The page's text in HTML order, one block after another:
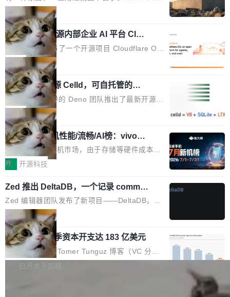
eev 管它叫"软件设计的基石"。 他说的东西不新
鲜——代数数据类型（ADT），尤其是和类型
（sum type）。但他说清楚了一件事：这不是类
型系统的学术体操，是日常编码的思维方式。 文
章从一个简单的例子切入。一个网站的深色主题
设置，如果用布尔值 + 可空字段来表示——bool
ean 表示是否可切换，nullable 的默认模式、浅
色方案、深色方案——会产生大量无意义的组
合。方案缺了、配置冲突了、全 null 了。要知道
哪些组合有效，作者说，你得靠"文档、校验、或
者部落知识"。 换个写法。Rust 的 enum，两个
变体：Switchable...
局
Cloudflare 开源内部企业 AI 平台 Clou
dflare OS
Cloudflare 发布了一个开源项目 Cloudflare O
S。如果你只看官方博客，你会觉得这是又一
个"AI 知识库 + 聊天机器人"——每个大厂都在
做，没什么新鲜的。 但 Kenton Varda 在 Twitte
r 上把事情说清楚了： 今天我们发布了 Cloudfla
re OS，一个带连接器的聊天机器人，跟其他所
有科技公司做的一样。只不过，实际上它不一
样。这是 Sandstorm.io 的重制版，我十年前的
那个创业公司。不同的是，这次它构建在 Cloudf
lare Workers 上——我花了九年时间搭建的平台
——并且深度集成了 AI。这基本上是我十年秘密
计划的顶峰。 十年前，Ken...
局
Deno 团队开源 Celld，可自托管的分
布式 Durable Objects
Ryan Dahl 领导的 Deno 团队推出了最新开源项
目 Celld，一个能在自己机器上运行 Cloudflare
Workers 和 Durable Objects 的守护进程。 设
计思路很直接：每个对象是一个独立的 SQLite
数据库，按名称寻址，复制到你自己的 S3 兼容
存储库里。节点之间只通过这个存储库协调——
个小型数据库，应用天然按分片构建，单个数据
库的竞争和爆炸半径问题在设计层面就被消除
了。 闲置的 cell 会休眠到几乎不占资源。当 cel
l 迁移或唤醒时，新宿主从 S3 恢复 SQLite 数据
库继续执行。存储库是持久化的唯一真相...
局
鲁大师7月新机性能/流畅/AI榜：vivo夺
性能、流畅双第一，三星Galaxy Z系列
新折叠缺席
2026年7月的手机市场，由于存储等硬件成本暴
增，手机厂商的日子也不好过啊，新机速度明显
高价的三星折叠（三星Galaxy Z Fold8 Ultra / Z
Fold8 / Z Flip8）外，其余要么是中低端机器，
例如iQOO Z11i、REDMI Note 17、REDMI No
te 17 Pro、OPPO K15，要么是vivo X300 E这
样的次旗舰。 Galaxy Z Fold8 Ultra / Z Fold8 /
Z Flip8三款折叠屏新机均在7月22日发布，且全
部搭载骁龙8 Elite Gen5 for Galaxy，它们本该
开 开源科技
Zed 推出 DeltaDB，一个记录 commit
之间所有操作的版本控制系统
Zed 编辑器团队发布了新项目——DeltaDB，一
个在 git commit 之间记录每一次编辑操作的版
本控制系统。目前处于 Early Access 阶段。 De
ltaDB 的核心思路直接写在 landing page 最显
眼的位置：「Software is made between com
mits」——软件是在 commit 之间写出来的。git
局
SpaceXAI 单季资本开支达 183 亿美元
根据风险投资人Tomer Tunguz 博客（VC 分
析）披露的最新分析与第二季度业绩报告，Spac
白开水不加糖